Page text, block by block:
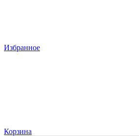
Избранное
Корзина